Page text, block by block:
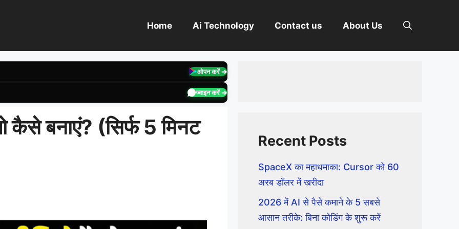
Home Ai Technology Contact us About Us
ओपन करें ➔
ज्वाइन करें ➔
कैसे बनाएं? (सिर्फ 5 मिनट
Recent Posts
SpaceX का महाधमाका: Cursor को 60
अरब डॉलर में खरीदा
2026 में AI से पैसे कमाने के 5 सबसे
आसान तरीके: बिना कोडिंग के शुरू करें